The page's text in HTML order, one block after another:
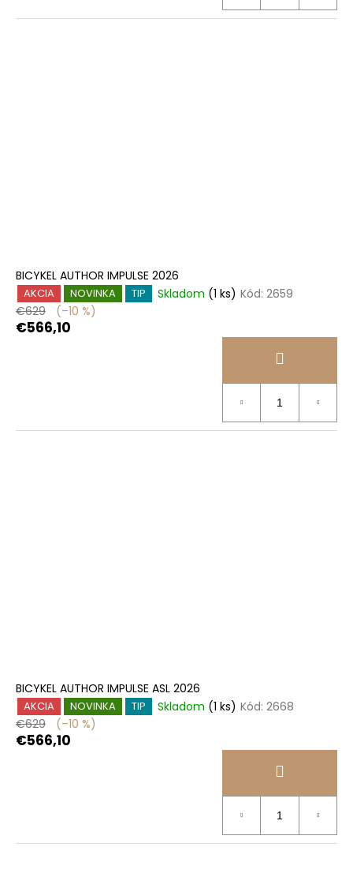
BICYKEL AUTHOR IMPULSE 2026
AKCIA NOVINKA TIP Skladom (1 ks) Kód: 2659
€629
(–10 %)
€566,10
BICYKEL AUTHOR IMPULSE ASL 2026
AKCIA NOVINKA TIP Skladom (1 ks) Kód: 2668
€629
(–10 %)
€566,10